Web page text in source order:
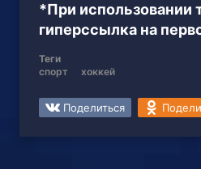
*При использовании
гиперссылка на
Теги
спорт
хоккей
Поделиться